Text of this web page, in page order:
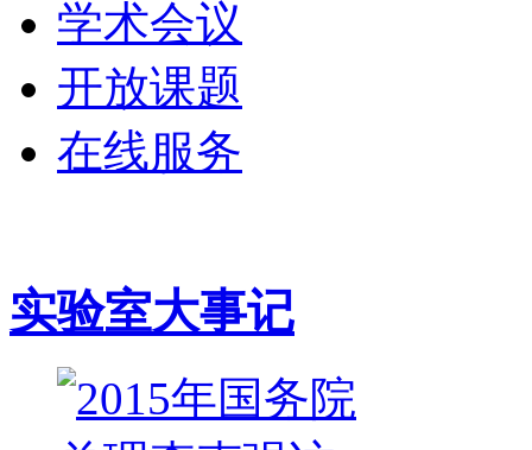
学术会议
开放课题
在线服务
实验室大事记